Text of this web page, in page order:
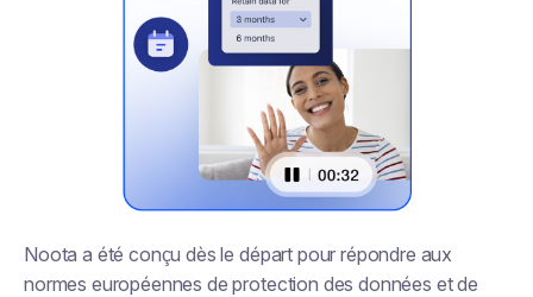
Noota a été conçu dès le départ pour répondre aux
normes européennes de protection des données et de